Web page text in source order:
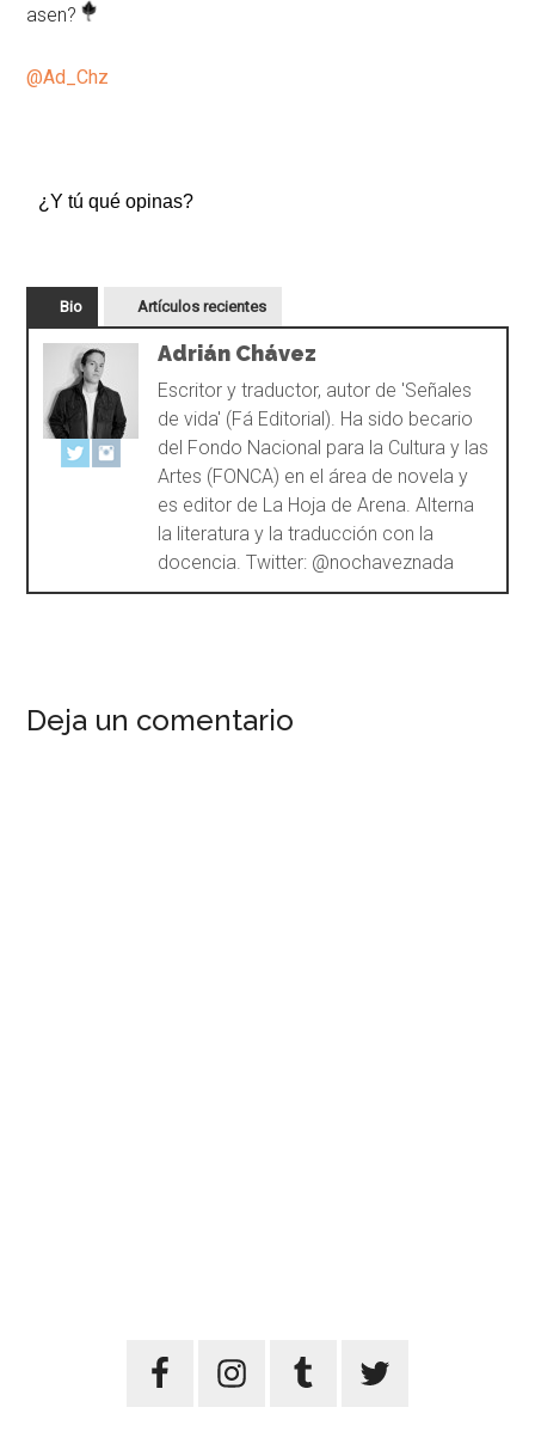
asen?
@Ad_Chz
¿Y tú qué opinas?
Bio Artículos recientes
Adrián Chávez
Escritor y traductor, autor de 'Señales
de vida' (Fá Editorial). Ha sido becario
del Fondo Nacional para la Cultura y las
Artes (FONCA) en el área de novela y
es editor de La Hoja de Arena. Alterna
la literatura y la traducción con la
docencia. Twitter: @nochaveznada
Deja un comentario